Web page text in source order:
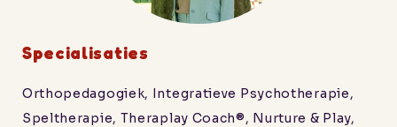
Specialisaties
Orthopedagogiek, Integratieve Psychotherapie,
Speltherapie, Theraplay Coach®, Nurture & Play,